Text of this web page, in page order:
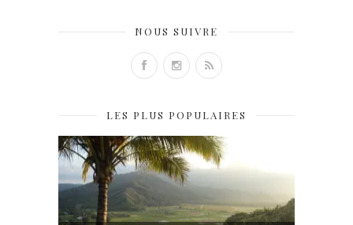
NOUS SUIVRE
LES PLUS POPULAIRES